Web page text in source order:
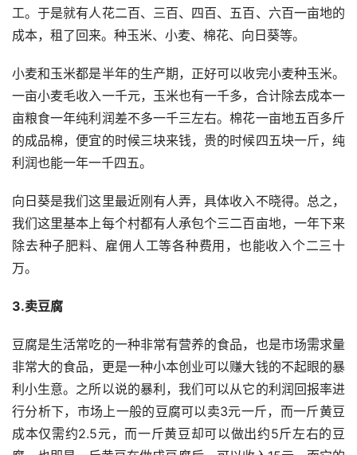
工。于是就有人花二百、三百、四百、五百、六百一亩地的
成本，租了回来。种玉米、小麦、棉花、向日葵等。
小麦和玉米都是半年的生产期，正好可以收完小麦种玉米。
一亩小麦毛收入一千元，玉米也有一千多，合计除去成本一
亩粮食一年纯利润差不多一千三左右。棉花一亩地五百多斤
的成品棉，便宜的时候三块来钱，贵的时候四五块一斤，纯
利润也能一年一千四五。
向日葵是我们这里最近刚有人弄，具体收入不晓得。总之，
我们这里基本上每个村都有人承包个三二百亩地，一年下来
除去种子肥料、雇佣人工等各种费用，也能收入个二三十
万。
3.卖豆腐
豆腐是生活常吃的一种非常有营养的食品，也是市场需求量
非常大的食品，更是一种小本创业可以赚大钱的不起眼的暴
利小生意。之所以说的暴利，我们可以从它的利润回报率进
行分析下，市场上一般的豆腐可以卖3元一斤，而一斤黄豆
成本仅需约2.5元，而一斤黄豆却可以做出约5斤左右的豆